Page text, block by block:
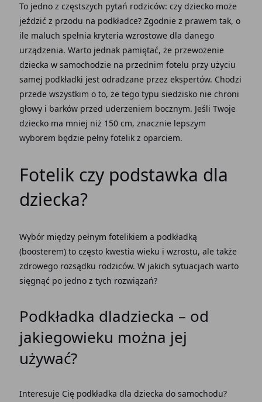
To jedno z częstszych pytań rodziców: czy dziecko może
jeździć z przodu na podkładce? Zgodnie z prawem tak, o
ile maluch spełnia kryteria wzrostowe dla danego
urządzenia. Warto jednak pamiętać, że przewożenie
dziecka w samochodzie na przednim fotelu przy użyciu
samej podkładki jest odradzane przez ekspertów. Chodzi
przede wszystkim o to, że tego typu siedzisko nie chroni
głowy i barków przed uderzeniem bocznym. Jeśli Twoje
dziecko ma mniej niż 150 cm, znacznie lepszym
wyborem będzie pełny fotelik z oparciem.
Fotelik czy podstawka dla
dziecka?
Wybór między pełnym fotelikiem a podkładką
(boosterem) to często kwestia wieku i wzrostu, ale także
zdrowego rozsądku rodziców. W jakich sytuacjach warto
sięgnąć po jedno z tych rozwiązań?
Podkładka dladziecka – od
jakiegowieku można jej
używać?
Interesuje Cię podkładka dla dziecka do samochodu?